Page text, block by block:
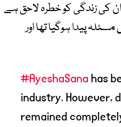
ان کی زندگی کو خطرہ لاحق ہے
پیدا ہوگیا تھا اور
#AyeshaSana has
industry. However,
remained